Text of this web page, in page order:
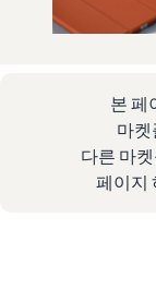
본 페
마
다른 마
페이지